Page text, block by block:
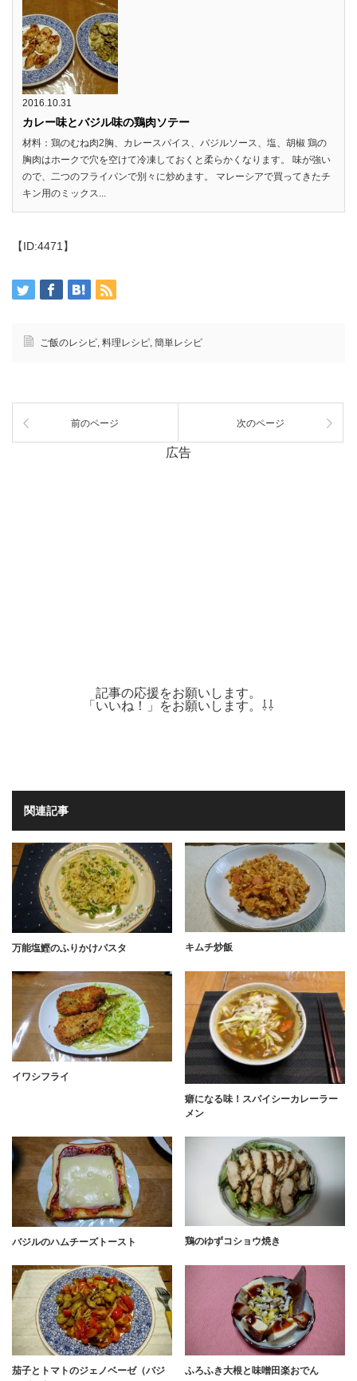
2016.10.31
カレー味とバジル味の鶏肉ソテー
材料：鶏のむね肉2胸、カレースパイス、バジルソース、塩、胡椒 鶏の
胸肉はホークで穴を空けて冷凍しておくと柔らかくなります。 味が強い
ので、二つのフライパンで別々に炒めます。 マレーシアで買ってきたチ
キン用のミックス...
【ID:4471】
ご飯のレシピ 料理レシピ 簡単レシピ
前のページ 次のページ
広告
記事の応援をお願いします。
「いいね！」をお願いします。⇩⇩
関連記事
万能塩鰹のふりかけパスタ キムチ炒飯
イワシフライ
癖になる味！スパイシーカレーラー
メン
バジルのハムチーズトースト 鶏のゆずコショウ焼き
茄子とトマトのジェノベーゼ（バジ
ふろふき大根と味噌田楽おでん